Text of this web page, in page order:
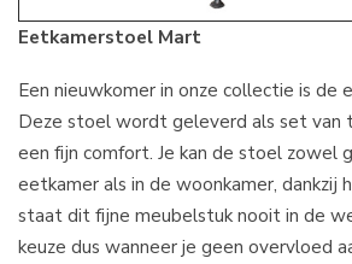
Eetkamerstoel Mart
Een nieuwkomer in onze collectie is de
Deze stoel wordt geleverd als set van
een fijn comfort. Je kan de stoel zowel
eetkamer als in de woonkamer, dankzij
staat dit fijne meubelstuk nooit in de
keuze dus wanneer je geen overvloed